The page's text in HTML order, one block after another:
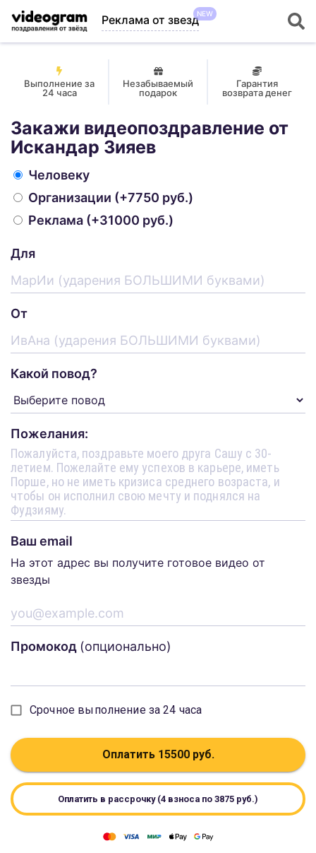
Реклама от звездNEW
Выполнение за
24 часа
Незабываемый
подарок
Гарантия
возврата денег
Закажи видеопоздравление от
Искандар Зияев
Человеку
Организации (+7750 руб.)
Реклама (+31000 руб.)
Для
От
Какой повод?
Пожелания:
Ваш email
На этот адрес вы получите готовое видео от
звезды
Промокод (опционально)
Срочное выполнение за 24 часа
Оплатить 15500руб.
Оплатить в рассрочку (4 взноса по 3875 руб.)